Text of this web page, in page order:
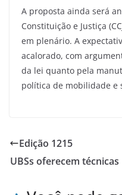
A proposta ainda será
Constituição e Justiça
em plenário. A
acalorado, com
da lei quanto pela
política de mobilidade e
Edição 1215
UBSs oferecem